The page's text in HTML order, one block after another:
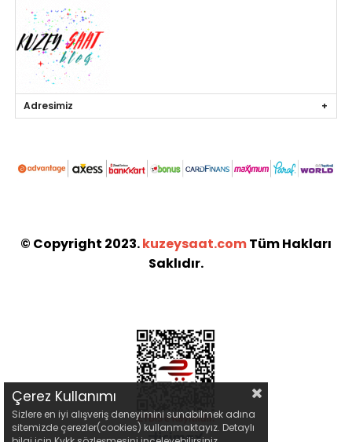
Adresimiz
© Copyright 2023.kuzeysaat.comTüm Hakları
Saklıdır.
Çerez Kullanımı
Sizlere en iyi alışveriş deneyimini sunabilmek adına
sitemizde çerezler(cookies) kullanmaktayız. Detaylı